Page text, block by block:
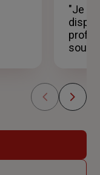
"Je